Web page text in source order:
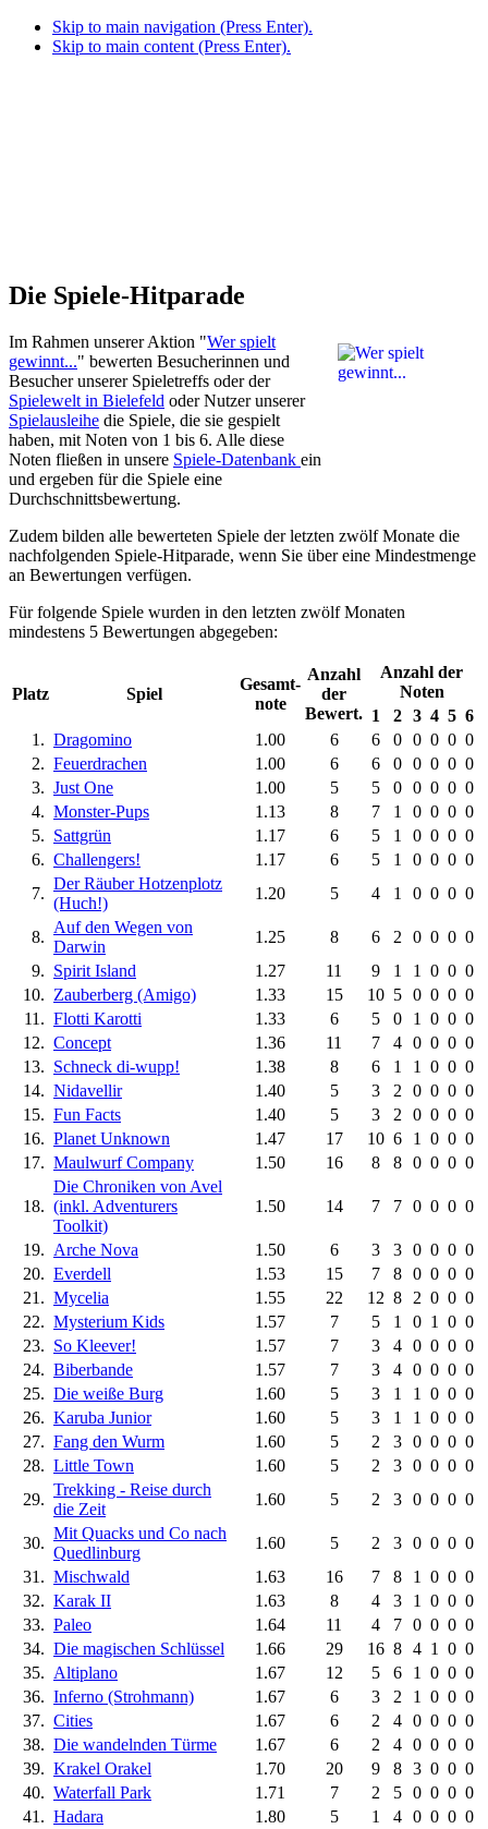
Skip to main navigation (Press Enter).
Skip to main content (Press Enter).
Die Spiele-Hitparade
Im Rahmen unserer Aktion "Wer spielt
gewinnt..." bewerten Besucherinnen und
Besucher unserer Spieletreffs oder der
Spielewelt in Bielefeld oder Nutzer unserer
Spielausleihe die Spiele, die sie gespielt
haben, mit Noten von 1 bis 6. Alle diese
Noten fließen in unsere Spiele-Datenbank ein
und ergeben für die Spiele eine
Durchschnittsbewertung.
Zudem bilden alle bewerteten Spiele der letzten zwölf Monate die
nachfolgenden Spiele-Hitparade, wenn Sie über eine Mindestmenge
an Bewertungen verfügen.
Für folgende Spiele wurden in den letzten zwölf Monaten
mindestens 5 Bewertungen abgegeben:
Platz Spiel
Gesamt-
note
Anzahl
der
Bewert.
Anzahl der
Noten
1
2 3 4 5 6
1. Dragomino 1.00 6 6 0 0 0 0 0
2. Feuerdrachen 1.00 6 6 0 0 0 0 0
3. Just One 1.00 5 5 0 0 0 0 0
4. Monster-Pups 1.13 8 7 1 0 0 0 0
5. Sattgrün 1.17 6 5 1 0 0 0 0
6. Challengers! 1.17 6 5 1 0 0 0 0
7.
Der Räuber Hotzenplotz
(Huch!)
1.20 5 4 1 0 0 0 0
8.
Auf den Wegen von
Darwin
1.25 8 6 2 0 0 0 0
9. Spirit Island 1.27 11 9 1 1 0 0 0
10. Zauberberg (Amigo) 1.33 15 10 5 0 0 0 0
11. Flotti Karotti 1.33 6 5 0 1 0 0 0
12. Concept 1.36 11 7 4 0 0 0 0
13. Schneck di-wupp! 1.38 8 6 1 1 0 0 0
14. Nidavellir 1.40 5 3 2 0 0 0 0
15. Fun Facts 1.40 5 3 2 0 0 0 0
16. Planet Unknown 1.47 17 10 6 1 0 0 0
17. Maulwurf Company 1.50 16 8 8 0 0 0 0
18.
Die Chroniken von Avel
(inkl. Adventurers
Toolkit)
1.50 14 7 7 0 0 0 0
19. Arche Nova 1.50 6 3 3 0 0 0 0
20. Everdell 1.53 15 7 8 0 0 0 0
21. Mycelia 1.55 22 12 8 2 0 0 0
22. Mysterium Kids 1.57 7 5 1 0 1 0 0
23. So Kleever! 1.57 7 3 4 0 0 0 0
24. Biberbande 1.57 7 3 4 0 0 0 0
25. Die weiße Burg 1.60 5 3 1 1 0 0 0
26. Karuba Junior 1.60 5 3 1 1 0 0 0
27. Fang den Wurm 1.60 5 2 3 0 0 0 0
28. Little Town 1.60 5 2 3 0 0 0 0
29.
Trekking - Reise durch
die Zeit
1.60 5 2 3 0 0 0 0
30.
Mit Quacks und Co nach
Quedlinburg
1.60 5 2 3 0 0 0 0
31. Mischwald 1.63 16 7 8 1 0 0 0
32. Karak II 1.63 8 4 3 1 0 0 0
33. Paleo 1.64 11 4 7 0 0 0 0
34. Die magischen Schlüssel 1.66 29 16 8 4 1 0 0
35. Altiplano 1.67 12 5 6 1 0 0 0
36. Inferno (Strohmann) 1.67 6 3 2 1 0 0 0
37. Cities 1.67 6 2 4 0 0 0 0
38. Die wandelnden Türme 1.67 6 2 4 0 0 0 0
39. Krakel Orakel 1.70 20 9 8 3 0 0 0
40. Waterfall Park 1.71 7 2 5 0 0 0 0
41. Hadara 1.80 5 1 4 0 0 0 0